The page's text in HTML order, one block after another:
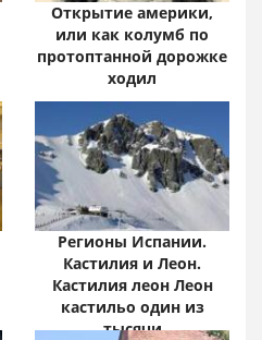
Открытие америки,
или как колумб по
протоптанной дорожке
ходил
Регионы Испании.
Кастилия и Леон.
Кастилия леон Леон
кастильо один из
тысячи